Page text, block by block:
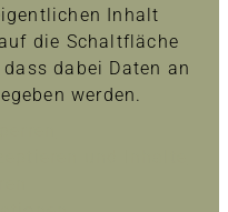
Inhalt
die Schaltfläche
dabei Daten an
werden.